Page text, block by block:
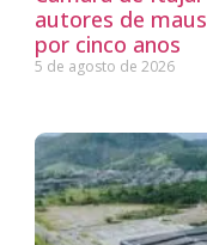
autores de
por cinco anos
5 de agosto de 2026